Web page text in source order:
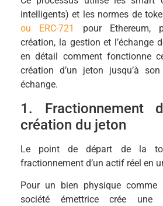
intelligents) et les normes de
ou ERC-721
pour Ethereum,
création, la gestion et l’échange
en détail comment fonctionne
création d’un jeton jusqu’à
échange.
1. Fractionnement
création du jeton
Le point de départ de la
fractionnement d’un actif réel en
Pour un bien physique comme
société émettrice crée une